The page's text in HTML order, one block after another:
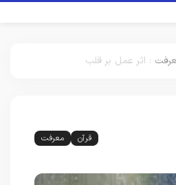
: اثر عمل بر قلب
قرآن معرفت